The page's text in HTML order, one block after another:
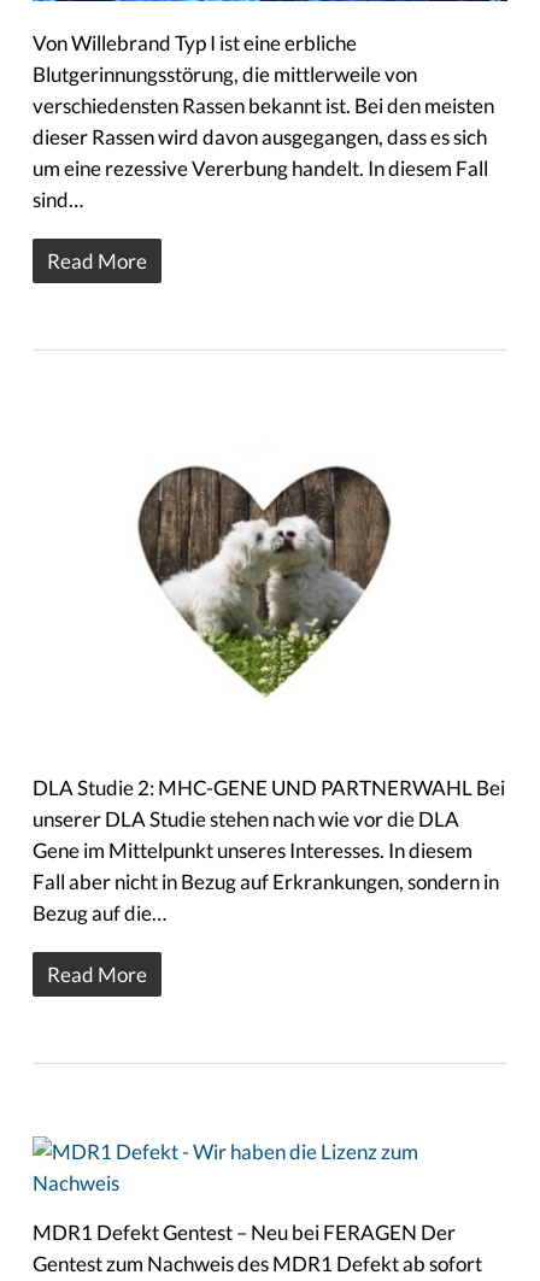
Von Willebrand Typ I ist eine erbliche
Blutgerinnungsstörung, die mittlerweile von
verschiedensten Rassen bekannt ist. Bei den meisten
dieser Rassen wird davon ausgegangen, dass es sich
um eine rezessive Vererbung handelt. In diesem Fall
sind…
Read More
DLA Studie 2: MHC-GENE UND PARTNERWAHL Bei
unserer DLA Studie stehen nach wie vor die DLA
Gene im Mittelpunkt unseres Interesses. In diesem
Fall aber nicht in Bezug auf Erkrankungen, sondern in
Bezug auf die…
Read More
MDR1 Defekt Gentest – Neu bei FERAGEN Der
Gentest zum Nachweis des MDR1 Defekt ab sofort